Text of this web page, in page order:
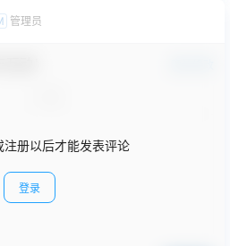
管理员
注册以后才能发表评论
登录